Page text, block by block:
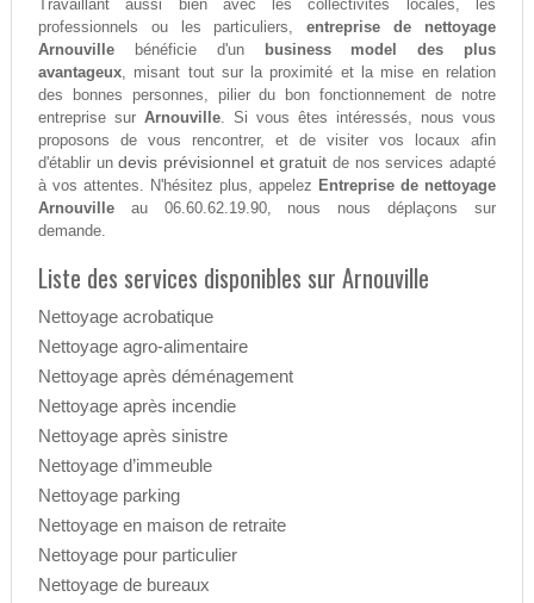
Travaillant aussi bien avec les collectivités locales, les
professionnels ou les particuliers,entreprise de nettoyage
Arnouvillebénéficie d'un
business model des plus
avantageux, misant tout sur la proximité et la mise en relation
des bonnes personnes, pilier du bon fonctionnement de notre
entreprise sur Arnouville. Si vous êtes intéressés, nous vous
proposons de vous rencontrer, et de visiter vos locaux afin
d'établir undevis prévisionnel et gratuit de nos services adapté
à vos attentes. N'hésitez plus, appelez Entreprise de nettoyage
Arnouvilleau 06.60.62.19.90, nous nous déplaçons sur
demande.
Liste des services disponibles sur Arnouville
Nettoyage acrobatique
Nettoyage agro-alimentaire
Nettoyage après déménagement
Nettoyage après incendie
Nettoyage après sinistre
Nettoyage d’immeuble
Nettoyage parking
Nettoyage en maison de retraite
Nettoyage pour particulier
Nettoyage de bureaux